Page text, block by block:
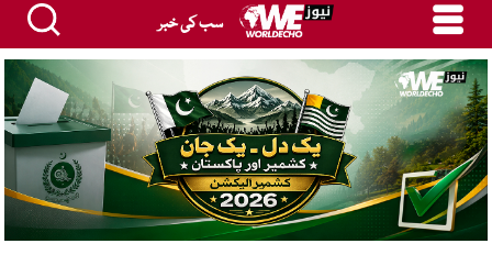
سب کی خبر